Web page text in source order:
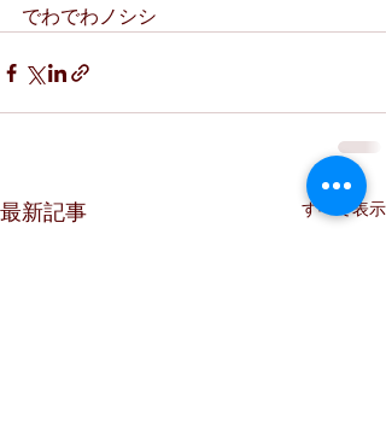
でわでわノシシ
最新記事 すべて表示